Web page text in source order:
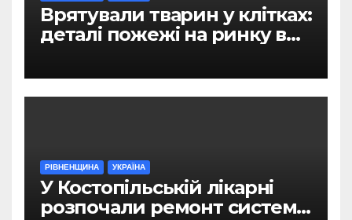
Врятували тварин у клітках:
деталі пожежі на ринку в
РІВНЕНЩИНА УКРАЇНА
У Костопільській лікарні
розпочали ремонт системи